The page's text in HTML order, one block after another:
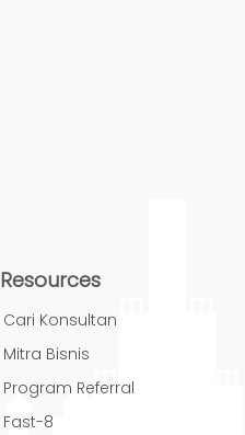
Resources
Cari Konsultan
Mitra Bisnis
Program Referral
Fast-8